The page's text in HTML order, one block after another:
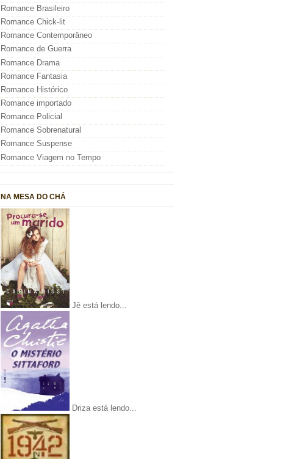
Romance Brasileiro
Romance Chick-lit
Romance Contemporâneo
Romance de Guerra
Romance Drama
Romance Fantasia
Romance Histórico
Romance importado
Romance Policial
Romance Sobrenatural
Romance Suspense
Romance Viagem no Tempo
NA MESA DO CHÁ
Jê está lendo...
Driza está lendo...